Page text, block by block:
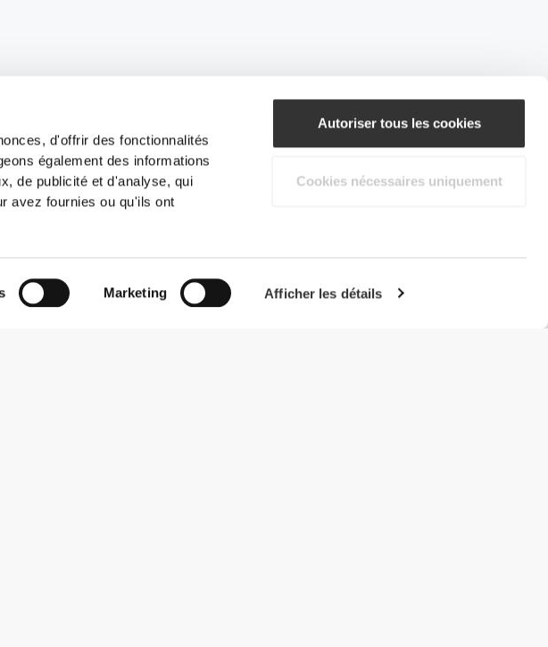
d'offrir des fonctionnalités
également des informations
de publicité et d'analyse, qui
avez fournies ou qu'ils ont
Marketing Afficher les détails
Autoriser tous les cookies
Cookies nécessaires uniquement